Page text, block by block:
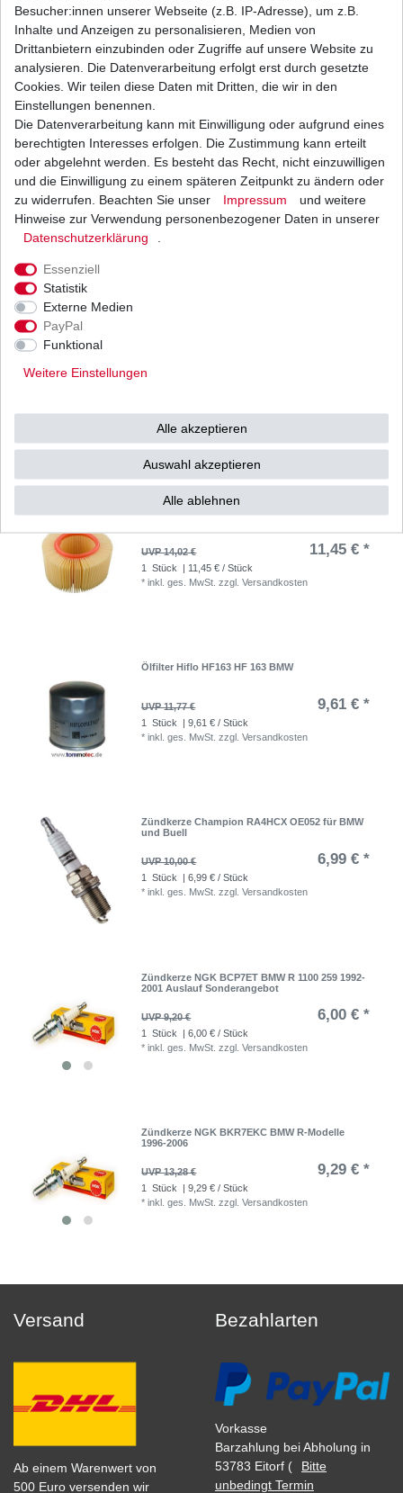
Bremsbeläge EBC FA 407 HH FA407HH Sinter
Bremsklötze BMW vorne
UVP 47,84 € 32,74 € *
1 Satz
Kupplungstrennscheibe EBC BMW R 1100 R G
UVP 108,07 €
1 Stück | 9,61 € / Stück
inkl. ges. MwSt.zzgl.Versandkosten
UVP 14,02 € 11,45 € *
1 Stück
| 11,45 € / Stück
*inkl. ges. MwSt. zzgl.Versandkosten
Ölfilter Hiflo HF163 HF 163 BMW
UVP 11,77 € 9,61 € *
1 Stück
| 9,61 € / Stück
*inkl. ges. MwSt. zzgl.Versandkosten
Zündkerze Champion RA4HCX OE052 für BMW
und Buell
UVP 10,00 € 6,99 € *
1 Stück
| 6,99 € / Stück
*inkl. ges. MwSt. zzgl.Versandkosten
Zündkerze NGK BCP7ET BMW R 1100 259 1992-
2001 Auslauf Sonderangebot
UVP 9,20 € 6,00 € *
1 Stück
| 6,00 € / Stück
*inkl. ges. MwSt. zzgl.Versandkosten
Zündkerze NGK BKR7EKC BMW R-Modelle
1996-2006
UVP 13,28 € 9,29 € *
1 Stück
| 9,29 € / Stück
*inkl. ges. MwSt. zzgl.Versandkosten
Versand
Ab einem Warenwert von
500 Euro versenden wir
Bezahlarten
Vorkasse
Barzahlung bei Abholung in
53783 Eitorf (
Bitte
unbedingt Termin
Besucher:innen unserer Webseite (z.B. IP-Adresse), um z.B.
Inhalte und Anzeigen zu personalisieren, Medien von
Drittanbietern einzubinden oder Zugriffe auf unsere Website zu
analysieren. Die Datenverarbeitung erfolgt erst durch gesetzte
Cookies. Wir teilen diese Daten mit Dritten, die wir in den
Einstellungen benennen.
Die Datenverarbeitung kann mit Einwilligung oder aufgrund eines
berechtigten Interesses erfolgen. Die Zustimmung kann erteilt
oder abgelehnt werden. Es besteht das Recht, nicht einzuwilligen
und die Einwilligung zu einem späteren Zeitpunkt zu ändern oder
zu widerrufen. Beachten Sie unser
Impressum
und weitere
Hinweise zur Verwendung personenbezogener Daten in unserer
Daten­schutz­erklärung
Essenziell
Statistik
Externe Medien
PayPal
Funktional
Weitere Einstellungen
Alle akzeptieren
Auswahl akzeptieren
Alle ablehnen